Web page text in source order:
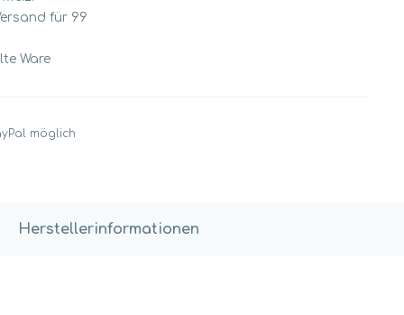
für 99
Ware
möglich
Herstellerinformationen